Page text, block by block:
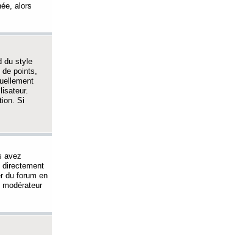
alors
du style
de points,
Si
avez
du forum en